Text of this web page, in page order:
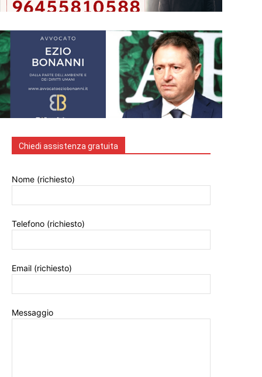
Chiedi assistenza gratuita
Nome (richiesto)
Telefono (richiesto)
Email (richiesto)
Messaggio